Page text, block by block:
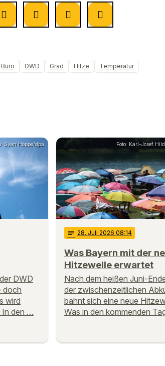
Büro DWD Grad Hitze Temperatur
Sven Hoppe/dpa
DWD
doch
wird
In den …
Foto: Karl-Josef
notes 28. Juli 2026 08:14
Was Bayern mit der
Hitzewelle erwartet
Nach dem heißen Juni-
der zwischenzeitlichen
bahnt sich eine neue
Was in den kommenden